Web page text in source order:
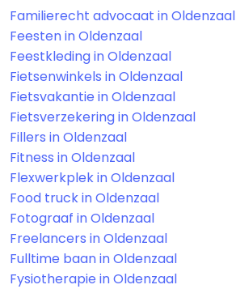
Familierecht advocaat in Oldenzaal
Feesten in Oldenzaal
Feestkleding in Oldenzaal
Fietsenwinkels in Oldenzaal
Fietsvakantie in Oldenzaal
Fietsverzekering in Oldenzaal
Fillers in Oldenzaal
Fitness in Oldenzaal
Flexwerkplek in Oldenzaal
Food truck in Oldenzaal
Fotograaf in Oldenzaal
Freelancers in Oldenzaal
Fulltime baan in Oldenzaal
Fysiotherapie in Oldenzaal